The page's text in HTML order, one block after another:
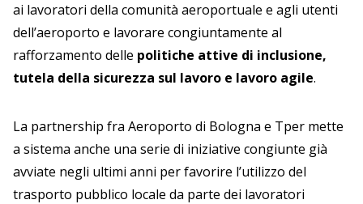
ai lavoratori della comunità aeroportuale e agli utenti
dell’aeroporto e lavorare congiuntamente al
rafforzamento delle politiche attive di inclusione,
tutela della sicurezza sul lavoro e lavoro agile.
La partnership fra Aeroporto di Bologna e Tper mette
a sistema anche una serie di iniziative congiunte già
avviate negli ultimi anni per favorire l’utilizzo del
trasporto pubblico locale da parte dei lavoratori